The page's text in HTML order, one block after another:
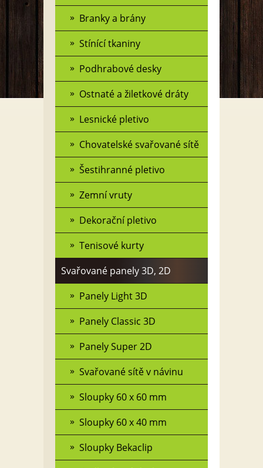
Branky a brány
Stínící tkaniny
Podhrabové desky
Ostnaté a žiletkové dráty
Lesnické pletivo
Chovatelské svařované sítě
Šestihranné pletivo
Zemní vruty
Dekorační pletivo
Tenisové kurty
Svařované panely 3D, 2D
Panely Light 3D
Panely Classic 3D
Panely Super 2D
Svařované sítě v návinu
Sloupky 60 x 60 mm
Sloupky 60 x 40 mm
Sloupky Bekaclip